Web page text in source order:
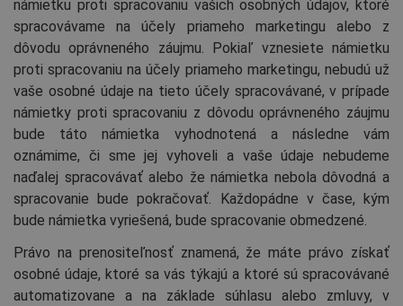
námietku proti spracovaniu vašich osobných údajov, ktoré
spracovávame na účely priameho marketingu alebo z
dôvodu oprávneného záujmu. Pokiaľ vznesiete námietku
proti spracovaniu na účely priameho marketingu, nebudú už
vaše osobné údaje na tieto účely spracovávané, v prípade
námietky proti spracovaniu z dôvodu oprávneného záujmu
bude táto námietka vyhodnotená a následne vám
oznámime, či sme jej vyhoveli a vaše údaje nebudeme
naďalej spracovávať alebo že námietka nebola dôvodná a
spracovanie bude pokračovať. Každopádne v čase, kým
bude námietka vyriešená, bude spracovanie obmedzené.
Právo na prenositeľnosť znamená, že máte právo získať
osobné údaje, ktoré sa vás týkajú a ktoré sú spracovávané
automatizovane a na základe súhlasu alebo zmluvy, v